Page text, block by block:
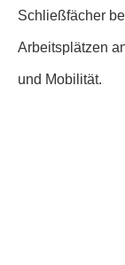
Schließfächer
Arbeitsplätzen
und Mobilität.